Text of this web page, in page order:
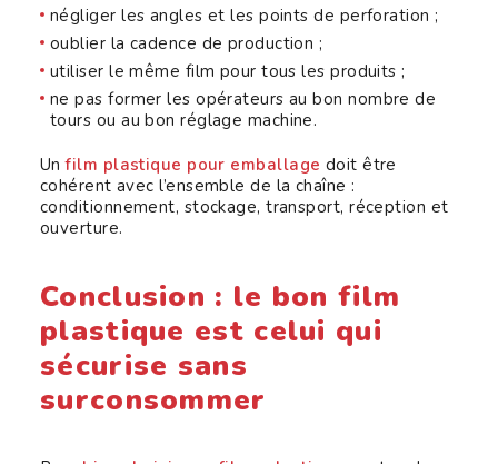
négliger les angles et les points de perforation ;
oublier la cadence de production ;
utiliser le même film pour tous les produits ;
ne pas former les opérateurs au bon nombre de
tours ou au bon réglage machine.
Unfilm plastique pour emballage doit être
cohérent avec l’ensemble de la chaîne :
conditionnement, stockage, transport, réception et
ouverture.
Conclusion : le bon film
plastique est celui qui
sécurise sans
surconsommer